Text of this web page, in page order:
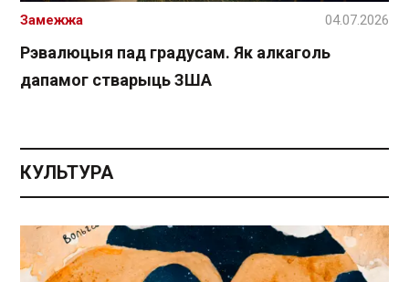
Рэвалюцыя пад градусам. Як алкаголь
дапамог стварыць ЗША
Замежжа 04.07.2026
КУЛЬТУРА